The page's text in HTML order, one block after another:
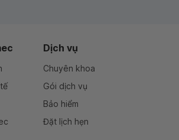
Dịch vụ
Chuyên khoa
Gói dịch vụ
Bảo hiểm
Đặt lịch hẹn